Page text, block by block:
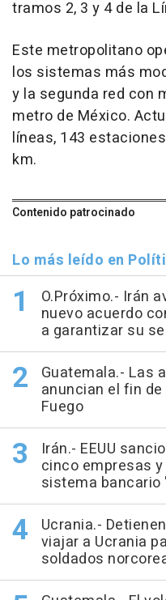
tramos 2, 3 y 4 de la
Este metropolitano
los sistemas más
y la segunda red con
metro de México.
líneas, 143
km.
Contenido patrocinado
Lo más leído en
O.Próximo.- Irán
nuevo acuerdo
a garantizar su
Guatemala.- Las
anuncian el fin
Fuego
Irán.- EEUU
cinco empresas
sistema
Ucrania.-
viajar a Ucrania
soldados